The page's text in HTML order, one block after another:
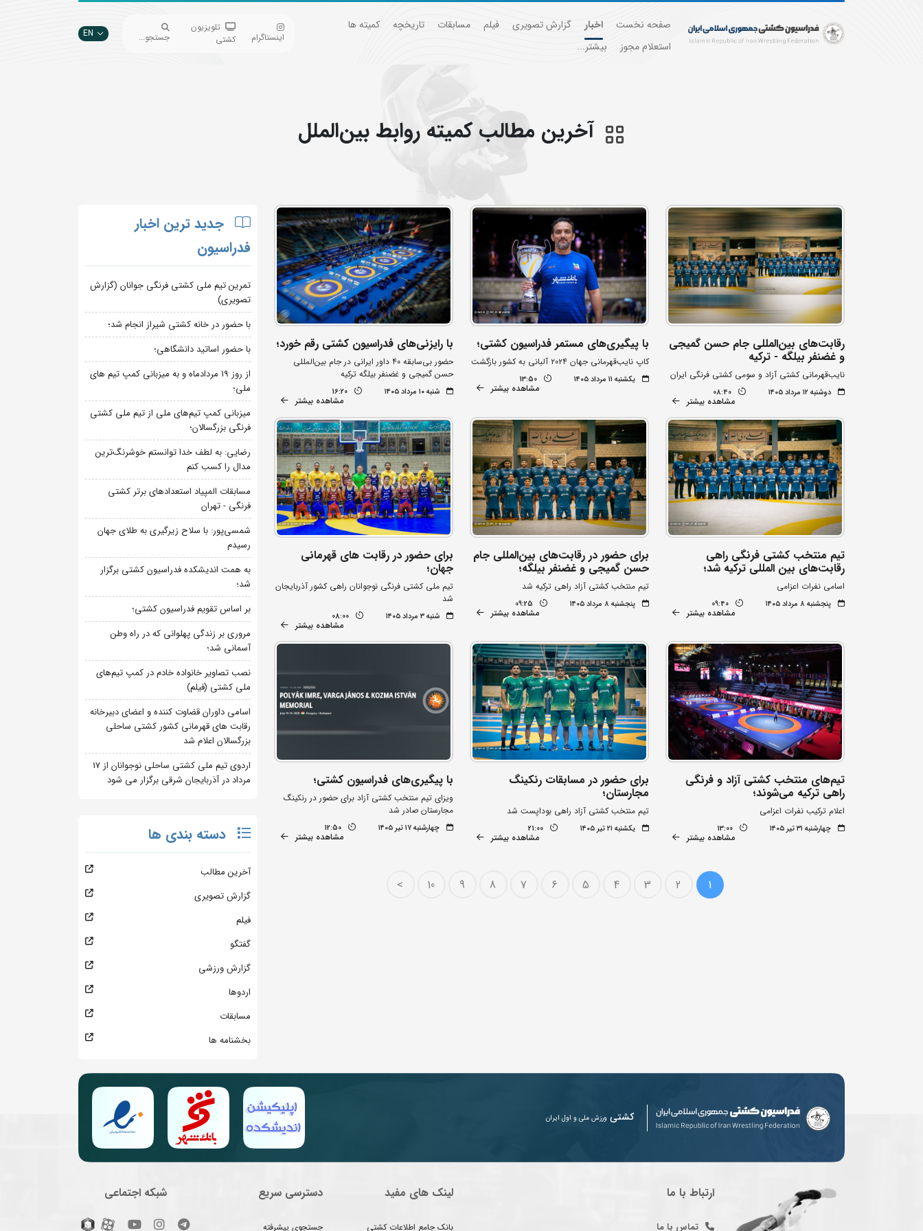
صفحه نخست اخبار گزارش تصویری فیلم مسابقات تاریخچه
کمیته ها
استعلام مجوز
بیشتر...
اینستاگرام
تلویزیون
کشتی
جستجو... EN
آخرین مطالب كميته روابط بين‌الملل
رقابت‌های بین‌المللی جام حسن گمیجی
و غضنفر بیلگه - ترکیه
نایب‌قهرمانی کشتی آزاد و سومی کشتی فرنگی ایران
دوشنبه ۱۲ مرداد ۱۴۰۵ 08:40
مشاهده بیشتر
با پیگیری‌های مستمر فدراسیون کشتی؛
کاپ نایب‌قهرمانی جهان ۲۰۲۴ آلبانی به کشور بازگشت
یکشنبه ۱۱ مرداد ۱۴۰۵ 13:50
مشاهده بیشتر
با رایزنی‌های فدراسیون کشتی رقم خورد؛
حضور بی‌سابقه ۴۰ داور ایرانی در جام بین‌المللی
حسن گمیجی و غضنفر بیلگه ترکیه
شنبه ۱۰ مرداد ۱۴۰۵ 16:20
مشاهده بیشتر
تیم منتخب کشتی فرنگی راهی
رقابت‌های بین المللی ترکیه شد؛
اسامی نفرات اعزامی
پنجشنبه ۸ مرداد ۱۴۰۵ 09:40
مشاهده بیشتر
برای حضور در رقابت‌های بین‌المللی جام
حسن گمیجی و غضنفر بیلگه؛
تیم منتخب کشتی آزاد راهی ترکیه شد
پنجشنبه ۸ مرداد ۱۴۰۵ 09:25
مشاهده بیشتر
برای حضور در رقابت های قهرمانی
جهان؛
تیم ملی کشتی فرنگی نوجوانان راهی کشور آذربایجان
شد
شنبه ۳ مرداد ۱۴۰۵ 08:00
مشاهده بیشتر
تیم‌های منتخب کشتی آزاد و فرنگی
راهی ترکیه می‌شوند؛
اعلام ترکیب نفرات اعزامی
چهارشنبه ۳۱ تیر ۱۴۰۵ 13:00
مشاهده بیشتر
برای حضور در مسابقات رنکینگ
مجارستان؛
تیم منتخب کشتی آزاد راهی بوداپست شد
یکشنبه ۲۱ تیر ۱۴۰۵ 21:00
مشاهده بیشتر
با پیگیری‌های فدراسیون کشتی؛
ویزای تیم منتخب کشتی آزاد برای حضور در رنکینگ
مجارستان صادر شد
چهارشنبه ۱۷ تیر ۱۴۰۵ 12:50
مشاهده بیشتر
1
2
3
4
5
6
7
8
9
10
>
جدید ترین اخبار
فدراسیون
تمرین تیم ملی کشتی فرنگی جوانان (گزارش
تصویری)
با حضور در خانه کشتی شیراز انجام شد؛
با حضور اساتید دانشگاهی؛
از روز 19 مردادماه و به میزبانی کمپ تیم های
ملی؛
میزبانی کمپ تیم‌های ملی از تیم ملی کشتی
فرنگی بزرگسالان؛
رضایی: به لطف خدا توانستم خوشرنگ‌ترین
مدال را کسب کنم
مسابقات المپیاد استعدادهای برتر کشتی
فرنگی - تهران
شمسی‌پور: با سلاح زیرگیری به طلای جهان
رسیدم
به همت اندیشکده فدراسیون کشتی برگزار
شد؛
بر اساس تقویم فدراسیون کشتی؛
مروری بر زندگی پهلوانی که در راه وطن
آسمانی شد؛
نصب تصاویر خانواده خادم در کمپ تیم‌های
ملی کشتی (فیلم)
اسامی داوران قضاوت کننده و اعضای دبیرخانه
رقابت های قهرمانی کشور کشتی ساحلی
بزرگسالان اعلام شد
اردوی تیم ملی کشتی ساحلی نوجوانان از 17
مرداد در آذربایجان شرقی برگزار می شود
دسته بندی ها
آخرین مطالب
گزارش تصویری
فیلم
گفتگو
گزارش ورزشی
اردوها
مسابقات
بخشنامه ها
کشتی ورزش ملی و اول ایران
ارتباط با ما
تماس با ما
لینک های مفید
بانک جامع اطلاعات کشتی
دسترسی سریع
جستجوی پیشرفته
شبکه اجتماعی